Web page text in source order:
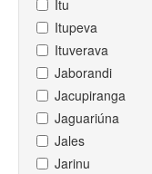
Itu
Itupeva
Ituverava
Jaborandi
Jacupiranga
Jaguariúna
Jales
Jarinu